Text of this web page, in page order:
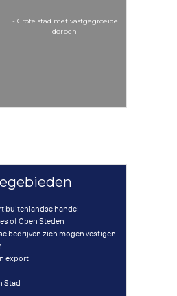
- Grote stad met vastgegroeide
dorpen
buitenlandse handel
of Open Steden
bedrijven zich mogen vestigen
export
Stad